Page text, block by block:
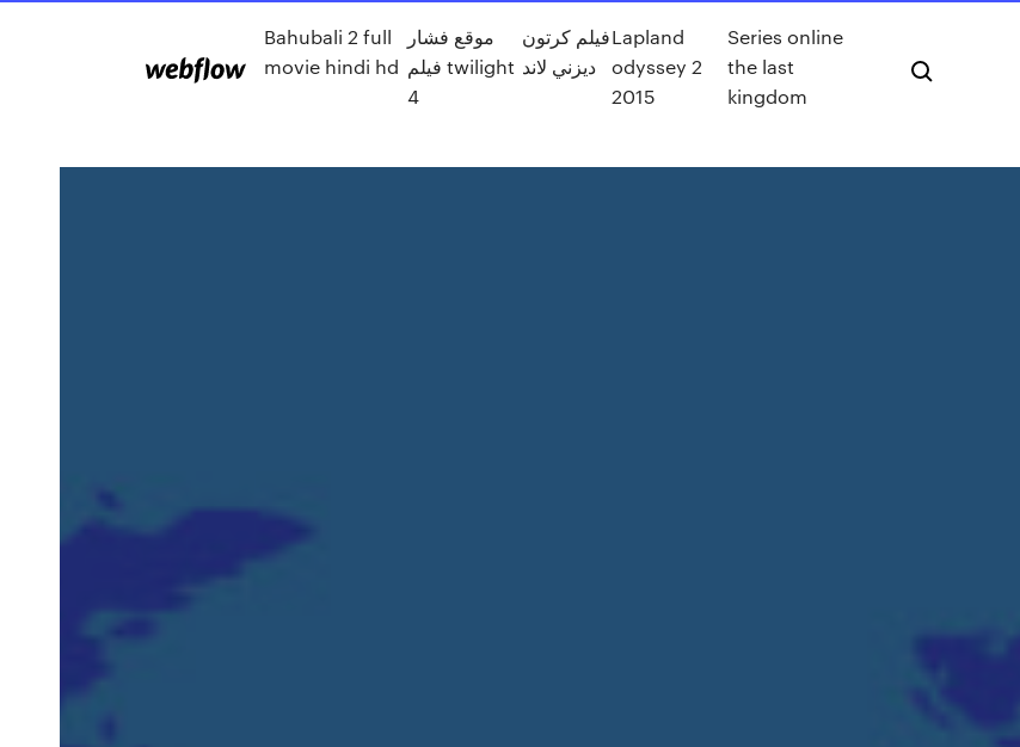
Bahubali 2 full
movie hindi hd
موقع فشار
فيلم twilight
4
فيلم كرتون
ديزني لاند
Lapland
odyssey 2
2015
Series online
the last
kingdom